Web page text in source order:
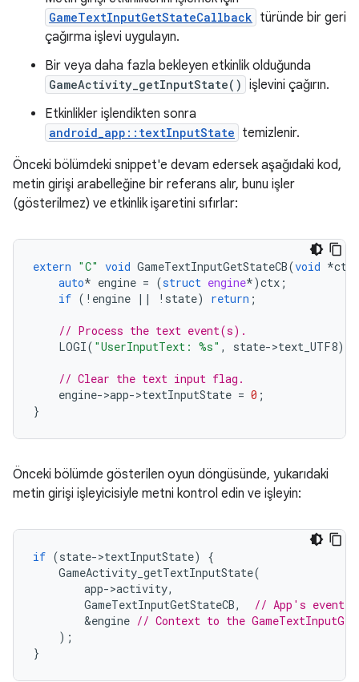
GameTextInputGetStateCallback türünde bir geri
çağırma işlevi uygulayın.
Bir veya daha fazla bekleyen etkinlik olduğunda
GameActivity_getInputState() işlevini çağırın.
Etkinlikler işlendikten sonra
android_app::textInputState temizlenir.
Önceki bölümdeki snippet'e devam edersek aşağıdaki kod,
metin girişi arabelleğine bir referans alır, bunu işler
(gösterilmez) ve etkinlik işaretini sıfırlar:
extern "C" void GameTextInputGetStateCB(void *ctx
auto* engine = (struct engine*)ctx ;
if ( ! engine || ! state) return ;
// Process the text event(s).
LOGI( "UserInputText: %s" , state->text_UTF8);
// Clear the text input flag.
engine->app->textInputState = 0 ;
}
Önceki bölümde gösterilen oyun döngüsünde, yukarıdaki
metin girişi işleyicisiyle metni kontrol edin ve işleyin:
if (state->textInputState)
{
GameActivity_getTextInputState(
app->activity,
GameTextInputGetStateCB,
// App's event
&engine // Context to the
);
}